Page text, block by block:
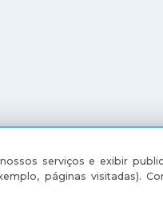
serviços e exibir
páginas visitadas).